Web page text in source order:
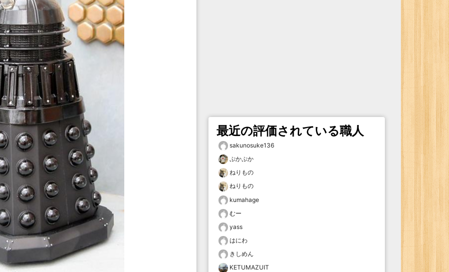
最近の評価されている職人
sakunosuke136
ぷかぷか
ねりもの
ねりもの
kumahage
むー
yass
はにわ
きしめん
KETUMAZUIT